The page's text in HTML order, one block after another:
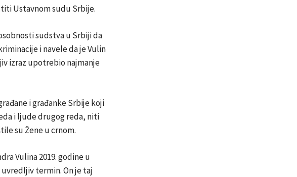
Ustavnom sudu Srbije.
sudstva u Srbiji da
i navele da je Vulin
izraz upotrebio najmanje
i građanke Srbije koji
i ljude drugog reda, niti
su Žene u crnom.
Vulina 2019. godine u
termin. On je taj